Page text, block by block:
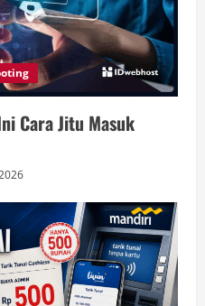
Cara Jitu Masuk